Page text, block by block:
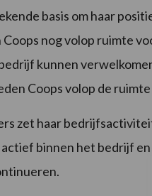
basis om haar
nog volop ruimte
kunnen
Coops volop de
zet haar
binnen het bedrijf